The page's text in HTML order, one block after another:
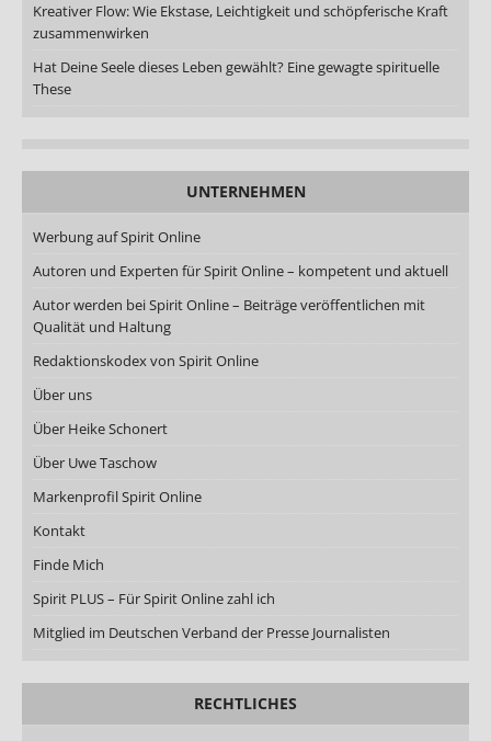
Kreativer Flow: Wie Ekstase, Leichtigkeit und schöpferische Kraft
zusammenwirken
Hat Deine Seele dieses Leben gewählt? Eine gewagte spirituelle
These
UNTERNEHMEN
Werbung auf Spirit Online
Autoren und Experten für Spirit Online – kompetent und aktuell
Autor werden bei Spirit Online – Beiträge veröffentlichen mit
Qualität und Haltung
Redaktionskodex von Spirit Online
Über uns
Über Heike Schonert
Über Uwe Taschow
Markenprofil Spirit Online
Kontakt
Finde Mich
Spirit PLUS – Für Spirit Online zahl ich
Mitglied im Deutschen Verband der Presse Journalisten
RECHTLICHES